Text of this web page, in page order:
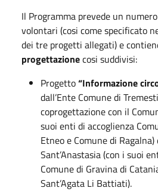
Il Programma prevede un
volontari (cosi come specificato
dei tre progetti allegati) e
progettazionecosi suddivisi:
Progetto“Informazione
dall’Ente Comune di
coprogettazione con il
suoi enti di accoglienza
Etneo e Comune di
Sant’Anastasia (con i suoi
Comune di Gravina di
Sant’Agata Li Battiati).